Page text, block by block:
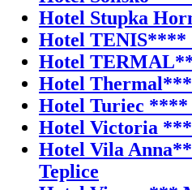
Hotel Stupka
Hotel TENIS****
Hotel
Hotel
Hotel Turiec
Hotel Victoria
Hotel Vila
Teplice